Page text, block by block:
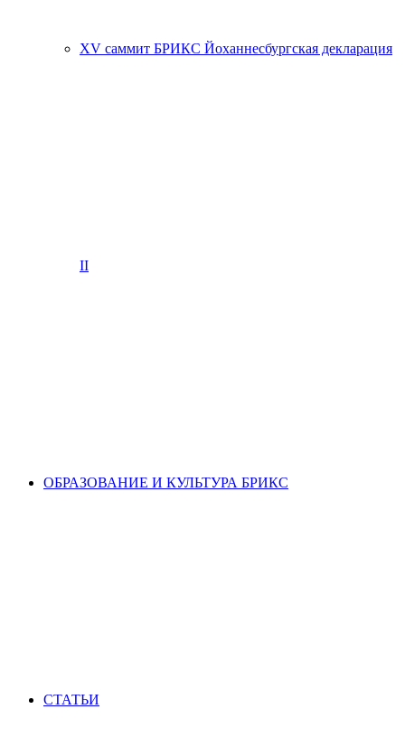
XV саммит БРИКС Йоханнесбургская декларация
II
ОБРАЗОВАНИЕ И КУЛЬТУРА БРИКС
СТАТЬИ